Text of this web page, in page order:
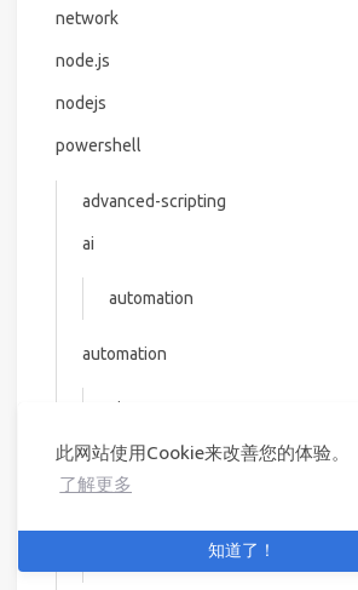
此网站使用Cookie来改善您的体验。
了解更多
知道了！
network
node.js
nodejs
powershell
advanced-scripting
ai
automation
automation
ai
azure